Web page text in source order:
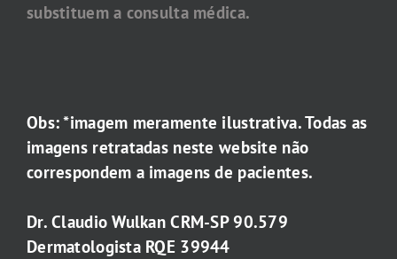
substituem a consulta médica.
Obs: *imagem meramente ilustrativa. Todas as
imagens retratadas neste website não
correspondem a imagens de pacientes.
Dr. Claudio Wulkan CRM-SP 90.579
Dermatologista RQE 39944